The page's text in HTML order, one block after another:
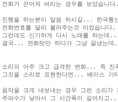
전화가 끈어져 버리는 경우를 보았습니
진행을 하는분이 말씀 하시길... 한국통
전화번호를 달리 불러주는것 이었습니다.
그런데도 신기하게 다시 노래를 하는
결국... 전화탓만 하다가 그냥 끝냈는
소리의 아주 크고 급격한 변화... 즉 진
그것을 소리로 표현한다면... 베이스 기
음악을 크게 내보내는 경우 그런 소리
주파수가 낮아서 그 시간폭이 길어지고